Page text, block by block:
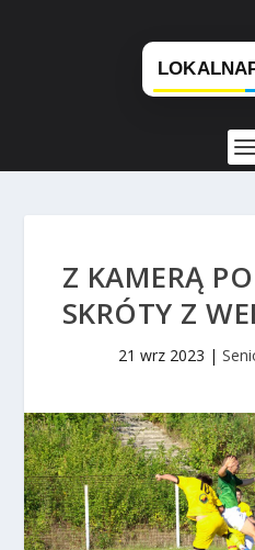
Z KAMERĄ
SKRÓTY Z
21 wrz 2023 |